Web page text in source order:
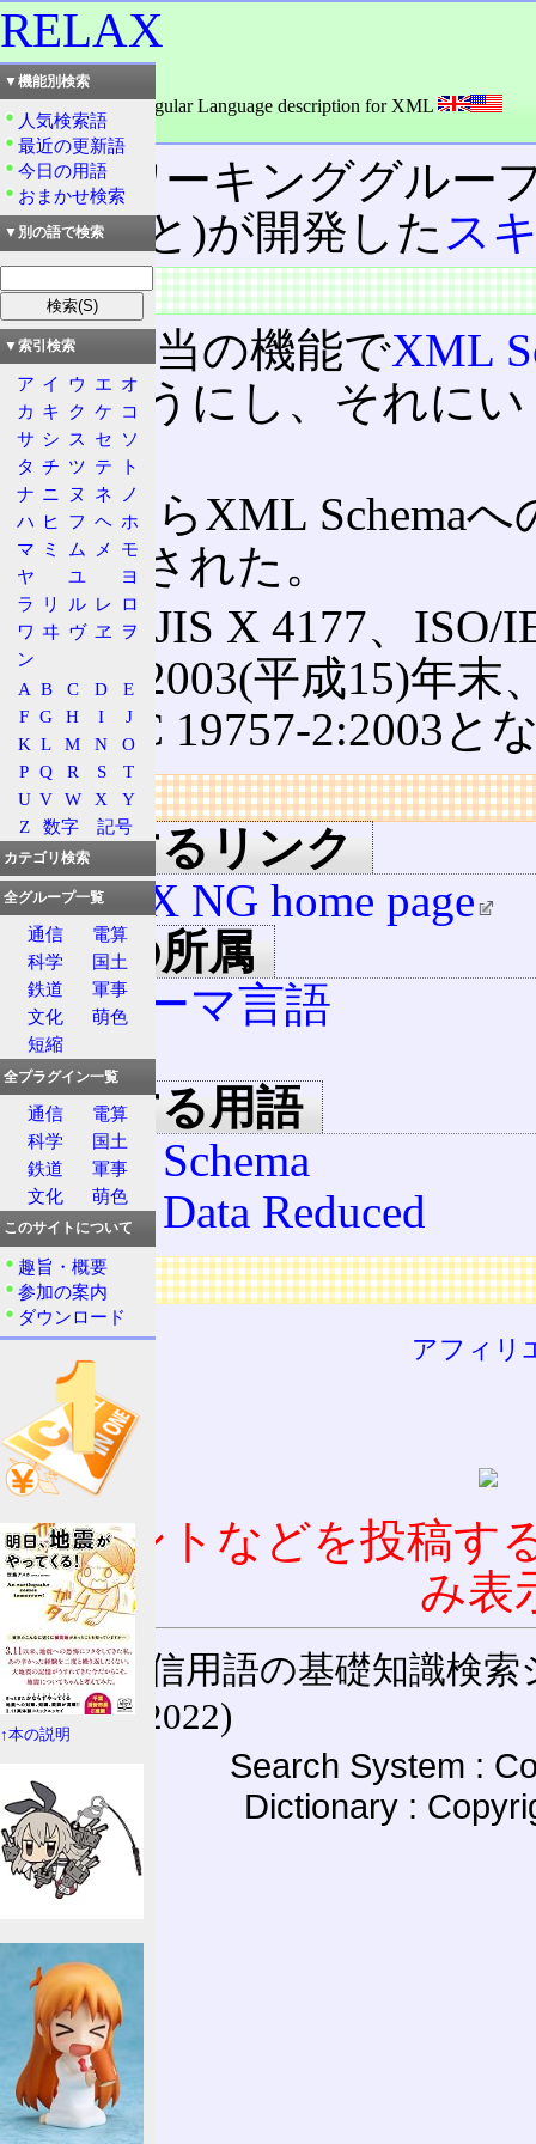
RELAX
読み：リラックス
外語：RELAX: Regular Language description for XML
品詞：名詞
XMLワーキンググルー
たまこと)が開発した ス
概要
DTD相当の機能でXML
えるようにし、それに
もの。
DTDからXML Schema
に用意された。
規格はJIS X 4177、ISO/
の末の2003(平成15)年
ISO/IEC 19757-2:2003と
リンク
関連するリンク
RELAX NG home page
用語の所属
スキーマ言語
XML
関連する用語
XML Schema
XML Data Reduced
広告
アフィリ
コメントなどを投稿す
み表
通信用語の基礎知識検索
(27-May-2022)
Search System :
Dictionary :
▼機能別検索
人気検索語
最近の更新語
今日の用語
おまかせ検索
▼別の語で検索
▼索引検索
ア イ ウ エ オ
カ キ ク ケ コ
サ シ ス セ ソ
タ チ ツ テ
ト
ナ ニ ヌ ネ
ノ
ハ ヒ フ ヘ ホ
マ ミ ム メ
モ
ヤ
ユ
ヨ
ラ
リ ル レ ロ
ワ ヰ ヴ ヱ
ヲ
ン
A B C D
E
F G H I
J
K L M N
O
P Q R S
T
U V W X
Y
Z
数字 記号
カテゴリ検索
全グループ一覧
通信
電算
科学
国土
鉄道
軍事
文化
萌色
短縮
全プラグイン一覧
通信
電算
科学
国土
鉄道
軍事
文化
萌色
このサイトについて
趣旨・概要
参加の案内
ダウンロード
↑本の説明